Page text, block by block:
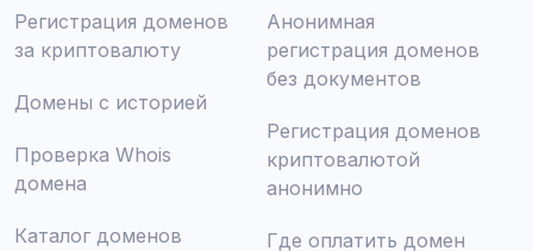
Регистрация доменов
за криптовалюту
Домены с историей
Проверка Whois
домена
Каталог доменов
Анонимная
регистрация доменов
без документов
Регистрация доменов
криптовалютой
анонимно
Где оплатить домен